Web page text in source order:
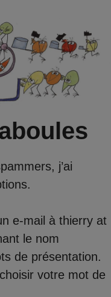
j’ai
e-mail à thierry at
le nom
de présentation.
votre mot de